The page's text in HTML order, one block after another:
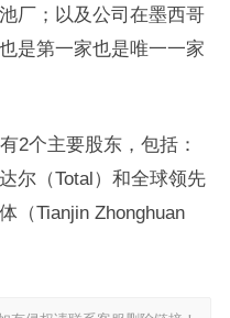
厂；以及公司在墨西哥
是第一家也是唯一一家
2个主要股东，包括：
尔（Total）和全球领先
（Tianjin Zhonghuan